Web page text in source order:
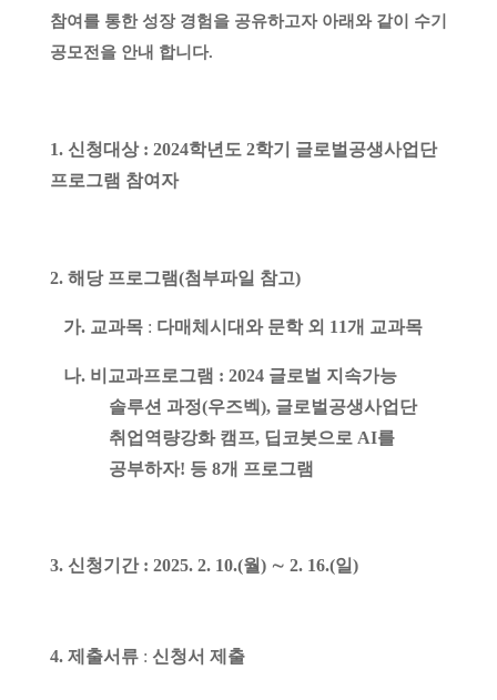
참여를 통한 성장 경험을 공유하고자 아래와 같이 수기
공모전을 안내 합니다.
1. 신청대상 : 2024학년도 2학기 글로벌공생사업단
프로그램 참여자
2. 해당 프로그램(첨부파일 참고)
가. 교과목 : 다매체시대와 문학 외 11개 교과목
나. 비교과프로그램 : 2024 글로벌 지속가능
솔루션 과정(우즈벡), 글로벌공생사업단
취업역량강화 캠프, 딥코봇으로 AI를
공부하자! 등 8개 프로그램
3. 신청기간 : 2025. 2. 10.(월) ∼ 2. 16.(일)
4. 제출서류 : 신청서 제출